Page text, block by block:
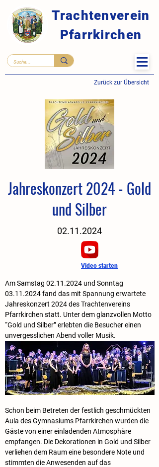
Trachtenverein
Pfarrkirchen
Zurück zur Übersicht
Jahreskonzert 2024 - Gold
und Silber
Video starten
02.11.2024
Am Samstag 02.11.2024 und Sonntag
03.11.2024 fand das mit Spannung erwartete
Jahreskonzert 2024 des Trachtenvereins
Pfarrkirchen statt. Unter dem glanzvollen Motto
“Gold und Silber” erlebten die Besucher einen
unvergesslichen Abend voller Musik.
Schon beim Betreten der festlich geschmückten
Aula des Gymnasiums Pfarrkirchen wurden die
Gäste von einer einladenden Atmosphäre
empfangen. Die Dekorationen in Gold und Silber
verliehen dem Raum eine besondere Note und
stimmten die Anwesenden auf das